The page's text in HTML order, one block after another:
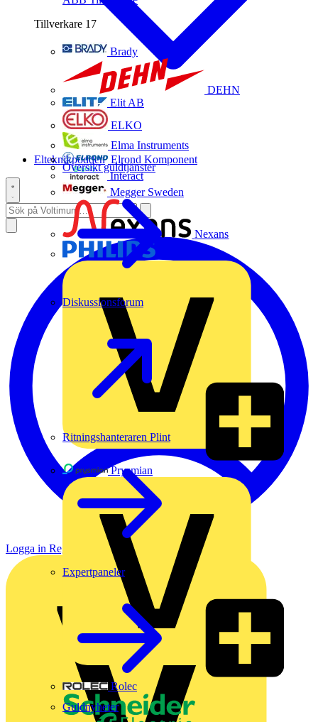
Tillverkare 17
Brady
DEHN
Elit AB
ELKO
Elma Instruments
Elrond Komponent
Interact
Megger Sweden
Nexans
Prysmian
Rolec
Översikt guldtjänster
Diskussionsforum
Ritningshanteraren Plint
Expertpaneler
Guldnyheter
Elteknikpodden
Logga in Registrera dig